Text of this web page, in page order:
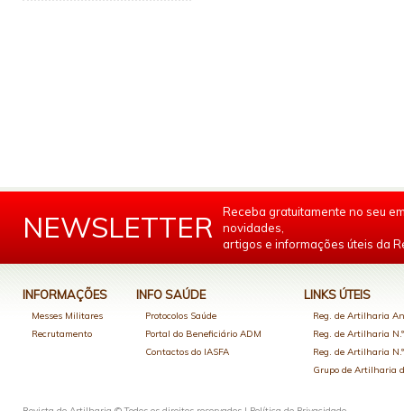
NEWSLETTER
Receba gratuitamente no seu
novidades,
artigos e informações úteis da
INFORMAÇÕES
Messes Militares
Recrutamento
INFO SAÚDE
Protocolos Saúde
Portal do Beneficiário ADM
Contactos do IASFA
LINKS ÚTEIS
Reg. de Artilharia
Reg. de Artilharia
Reg. de Artilharia
Grupo de Artilharia